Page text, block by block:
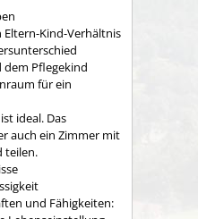
Kind-Verhältnis
Pflegekind
für ein
ideal. Das
auch ein Zimmer mit
teilen.
und Fähigkeiten: